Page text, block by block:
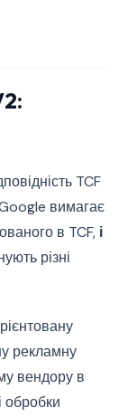
TCF
вимагає
в TCF, і
різні
рекламну
вендору в
обробки